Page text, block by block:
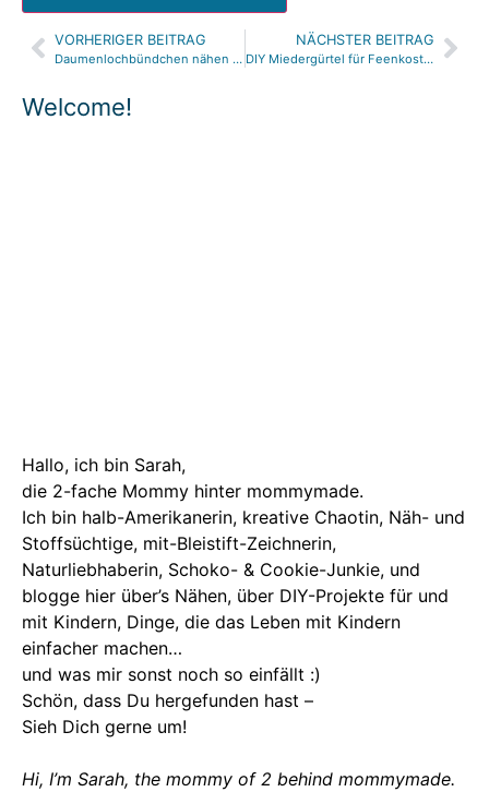
Welcome!
Hallo, ich bin Sarah,
die 2-fache Mommy hinter mommymade.
Ich bin halb-Amerikanerin, kreative Chaotin, Näh- und
Stoffsüchtige, mit-Bleistift-Zeichnerin,
Naturliebhaberin, Schoko- & Cookie-Junkie, und
blogge hier über’s Nähen, über DIY-Projekte für und
mit Kindern, Dinge, die das Leben mit Kindern
einfacher machen…
und was mir sonst noch so einfällt :)
Schön, dass Du hergefunden hast –
Sieh Dich gerne um!
Hi, I’m Sarah, the mommy of 2 behind mommymade.
VORHERIGER BEITRAG
Daumenlochbündchen nähen | Pulswärmer nähen | PULLI HACK | mommymade
NÄCHSTER BEITRAG
DIY Miedergürtel für Feenkostüm nähen | Leder gravieren | lace-up Corset belt | mommymade